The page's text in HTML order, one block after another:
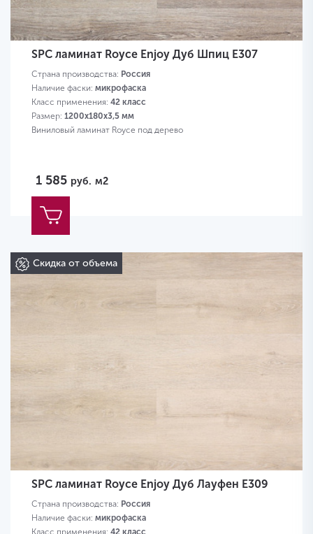
SPC ламинат Royce Enjoy Дуб Шпиц Е307
Страна производства: Россия
Наличие фаски: микрофаска
Класс применения: 42 класс
Размер: 1200х180х3,5 мм
Виниловый ламинат Royce под дерево
1 585 руб. м2
Скидка от объема
SPC ламинат Royce Enjoy Дуб Лауфен Е309
Страна производства: Россия
Наличие фаски: микрофаска
Класс применения: 42 класс